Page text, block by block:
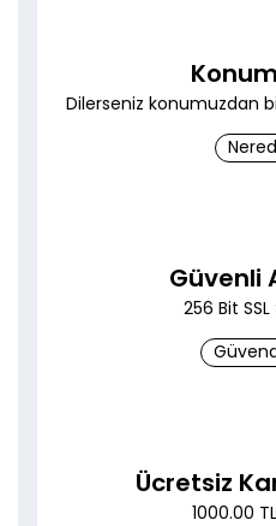
Dilerseniz konumuzdan
Güvenli
256 Bit
Ücretsiz
1000.00